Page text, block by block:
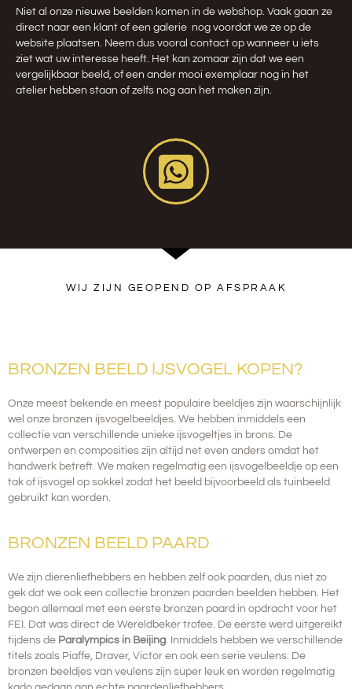
Niet al onze nieuwe beelden komen in de webshop. Vaak gaan ze
direct naar een klant of een galerie nog voordat we ze op de
website plaatsen. Neem dus vooral contact op wanneer u iets
ziet wat uw interesse heeft. Het kan zomaar zijn dat we een
vergelijkbaar beeld, of een ander mooi exemplaar nog in het
atelier hebben staan of zelfs nog aan het maken zijn.
WIJ ZIJN GEOPEND OP AFSPRAAK
BRONZEN BEELD IJSVOGEL KOPEN?
Onze meest bekende en meest populaire beeldjes zijn waarschijnlijk
wel onze bronzen ijsvogelbeeldjes. We hebben inmiddels een
collectie van verschillende unieke ijsvogeltjes in brons. De
ontwerpen en composities zijn altijd net even anders omdat het
handwerk betreft. We maken regelmatig een ijsvogelbeeldje op een
tak of ijsvogel op sokkel zodat het beeld bijvoorbeeld als tuinbeeld
gebruikt kan worden.
BRONZEN BEELD PAARD
We zijn dierenliefhebbers en hebben zelf ook paarden, dus niet zo
gek dat we ook een collectie bronzen paarden beelden hebben. Het
begon allemaal met een eerste bronzen paard in opdracht voor het
FEI. Dat was direct de Wereldbeker trofee. De eerste werd uitgereikt
tijdens de Paralympics in Beijing . Inmiddels hebben we verschillende
titels zoals Piaffe, Draver, Victor en ook een serie veulens. De
bronzen beeldjes van veulens zijn super leuk en worden regelmatig